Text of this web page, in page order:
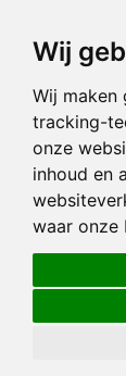
Wij
Wij maken
tracking-
onze
inhoud en
waar onze
direct
hoofdinhoud